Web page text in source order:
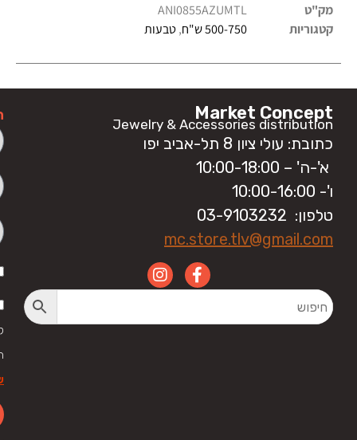
מק"ט
ANI0855AZUMTL
קטגוריות
500-750 ש"ח ,טבעות
Market Concept
Jewelry & Accessories distribution
כתובת: עולי ציון 8 תל-אביב יפו
א'-ה' – 10:00-18:00
ו'- 10:00-16:00
טלפון: 03-9103232
mc.store.tlv@gmail.com